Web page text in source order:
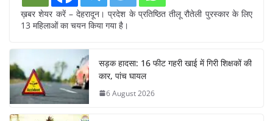
ख़बर शेयर करें – देहरादून। प्रदेश के प्रतिष्ठित तीलू रौतेली पुरस्कार के लिए
13 महिलाओं का चयन किया गया है।
सड़क हादसा: 16 फीट गहरी खाई में गिरी शिक्षकों की
कार, पांच घायल
6 August 2026